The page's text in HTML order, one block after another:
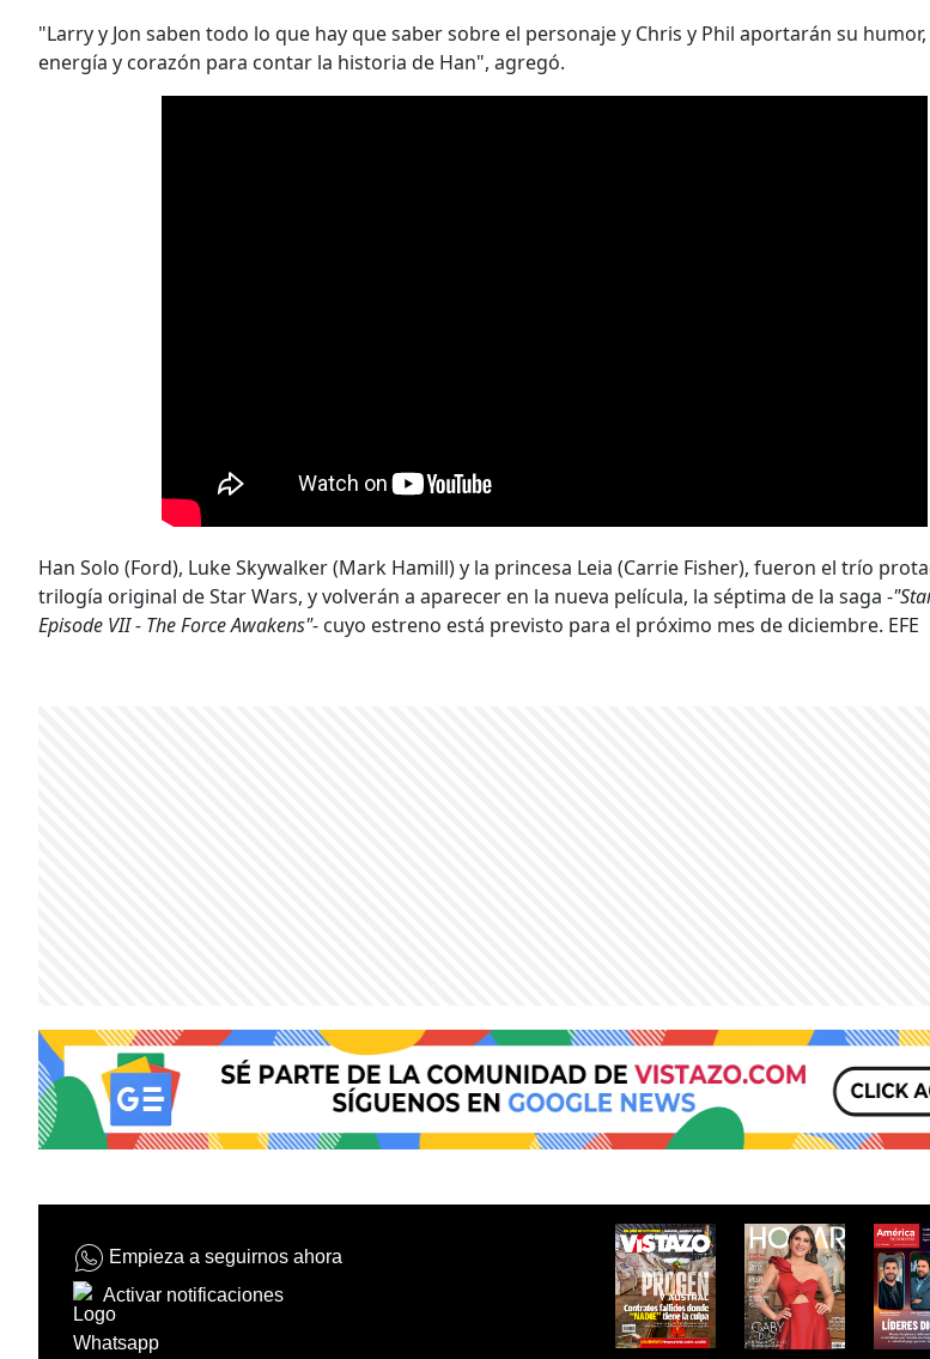
"Larry y Jon saben todo lo que hay que saber sobre el personaje y Chris y Phil aportarán su
energía y corazón para contar la historia de Han", agregó.
Han Solo (Ford), Luke Skywalker (Mark Hamill) y la princesa Leia (Carrie Fisher), fueron el trío
trilogía original de Star Wars, y volverán a aparecer en la nueva película, la séptima de la saga -
Episode VII - The Force Awakens"- cuyo estreno está previsto para el próximo mes de diciembre. EFE
Empieza a seguirnos ahora
Activar notificaciones